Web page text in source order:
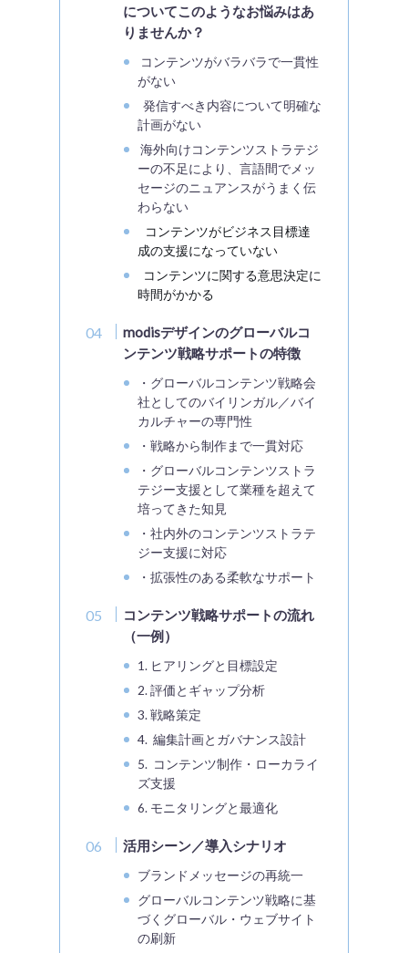
についてこのようなお悩みはあ
りませんか？
コンテンツがバラバラで一貫性
がない
発信すべき内容について明確な
計画がない
海外向けコンテンツストラテジ
ーの不足により、言語間でメッ
セージのニュアンスがうまく伝
わらない
コンテンツがビジネス目標達
成の支援になっていない
コンテンツに関する意思決定に
時間がかかる
modisデザインのグローバルコ
ンテンツ戦略サポートの特徴
・グローバルコンテンツ戦略会
社としてのバイリンガル／バイ
カルチャーの専門性
・戦略から制作まで一貫対応
・グローバルコンテンツストラ
テジー支援として業種を超えて
培ってきた知見
・社内外のコンテンツストラテ
ジー支援に対応
・拡張性のある柔軟なサポート
コンテンツ戦略サポートの流れ
（一例）
1. ヒアリングと目標設定
2. 評価とギャップ分析
3. 戦略策定
4. 編集計画とガバナンス設計
5. コンテンツ制作・ローカライ
ズ支援
6. モニタリングと最適化
活用シーン／導入シナリオ
ブランドメッセージの再統一
グローバルコンテンツ戦略に基
づくグローバル・ウェブサイト
の刷新